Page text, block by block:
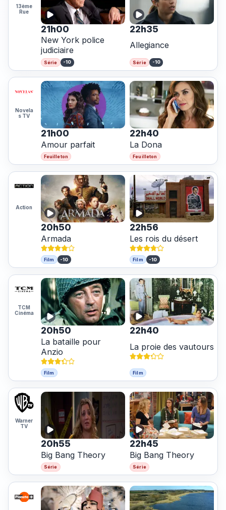
13ème
Rue
21h00
New York police
judiciaire
Série -10
22h35
Allegiance
Série -10
Novela
s TV
21h00
Amour parfait
Feuilleton
22h40
La Dona
Feuilleton
Action
20h50
Armada
Film -10
22h56
Les rois du désert
Film -10
TCM
Cinéma
20h50
La bataille pour
Anzio
Film
22h40
La proie des vautours
Film
Warner
TV
20h55
Big Bang Theory
Série
22h45
Big Bang Theory
Série